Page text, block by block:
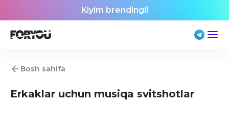
Kiyim brendingi!
Bosh sahifa
Erkaklar uchun musiqa svitshotlar